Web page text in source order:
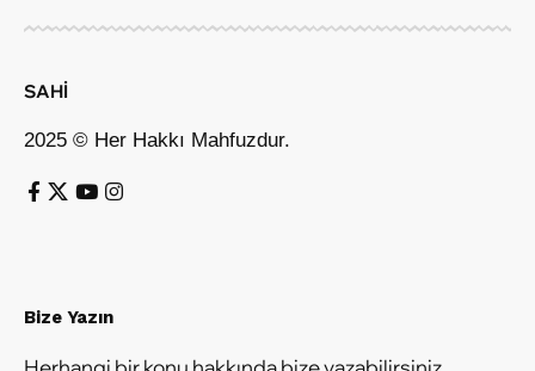
SAHİ
2025 © Her Hakkı Mahfuzdur.
Bize Yazın